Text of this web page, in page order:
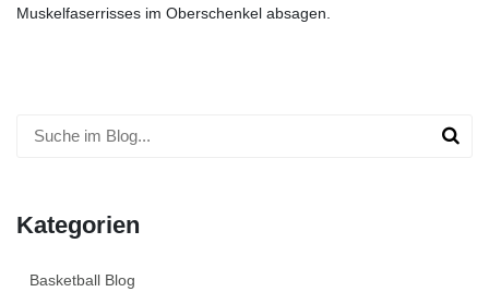
Muskelfaserrisses im Oberschenkel absagen.
Kategorien
Basketball Blog